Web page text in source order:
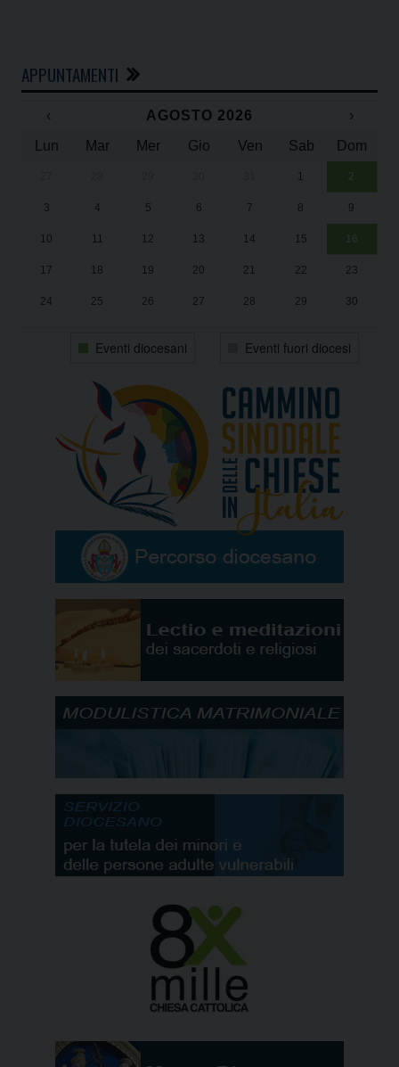
APPUNTAMENTI
‹ AGOSTO 2026
›
Lun
Mar Mer Gio Ven Sab Dom
1 2
3 4 5 6 7 8 9
10 11 12 13 14 15 16
17 18 19 20 21 22 23
24 25 26 27 28 29 30
Eventi diocesani Eventi fuori diocesi